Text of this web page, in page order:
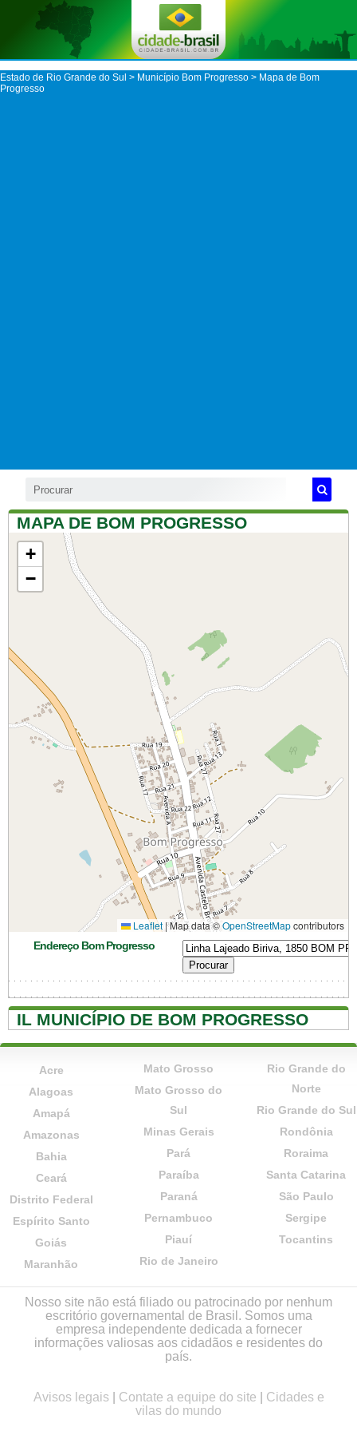
Estado de Rio Grande do Sul > Município Bom Progresso > Mapa de Bom
Progresso
MAPA DE BOM PROGRESSO
+
−
Leaflet |Map data ©OpenStreetMapcontributors
Endereço Bom Progresso
IL MUNICÍPIO DE BOM PROGRESSO
Acre
Alagoas
Amapá
Amazonas
Bahia
Ceará
Distrito Federal
Espírito Santo
Goiás
Maranhão
Mato Grosso
Mato Grosso do
Sul
Minas Gerais
Pará
Paraíba
Paraná
Pernambuco
Piauí
Rio de Janeiro
Rio Grande do
Norte
Rio Grande do Sul
Rondônia
Roraima
Santa Catarina
São Paulo
Sergipe
Tocantins
Nosso site não está filiado ou patrocinado por nenhum
escritório governamental de Brasil. Somos uma
empresa independente dedicada a fornecer
informações valiosas aos cidadãos e residentes do
país.
Avisos legais Contate a equipe do site
Cidades e
vilas do mundo